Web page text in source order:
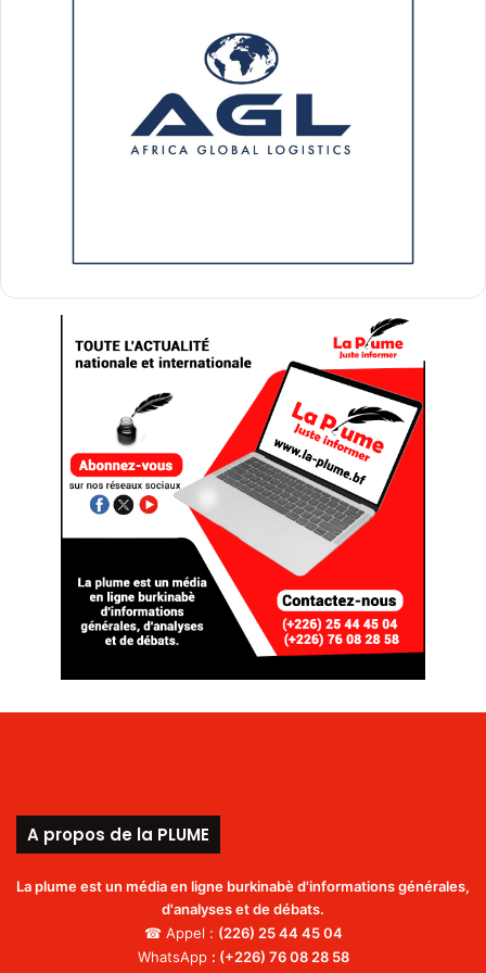
A propos de la PLUME
La plume est un média en ligne burkinabè d'informations générales,
d'analyses et de débats.
☎ Appel : (226) 25 44 45 04
WhatsApp : (+226) 76 08 28 58